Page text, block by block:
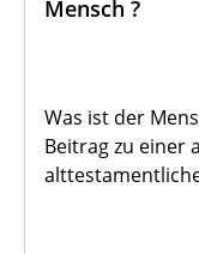
Mensch ?
Was ist der
Beitrag zu einer